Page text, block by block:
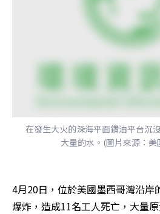
在發生大火的深海平面鑽油平台沉
大量的水。(圖片來源：
4月20日，位於美國墨西哥灣沿岸
爆炸，造成11名工人死亡，大量